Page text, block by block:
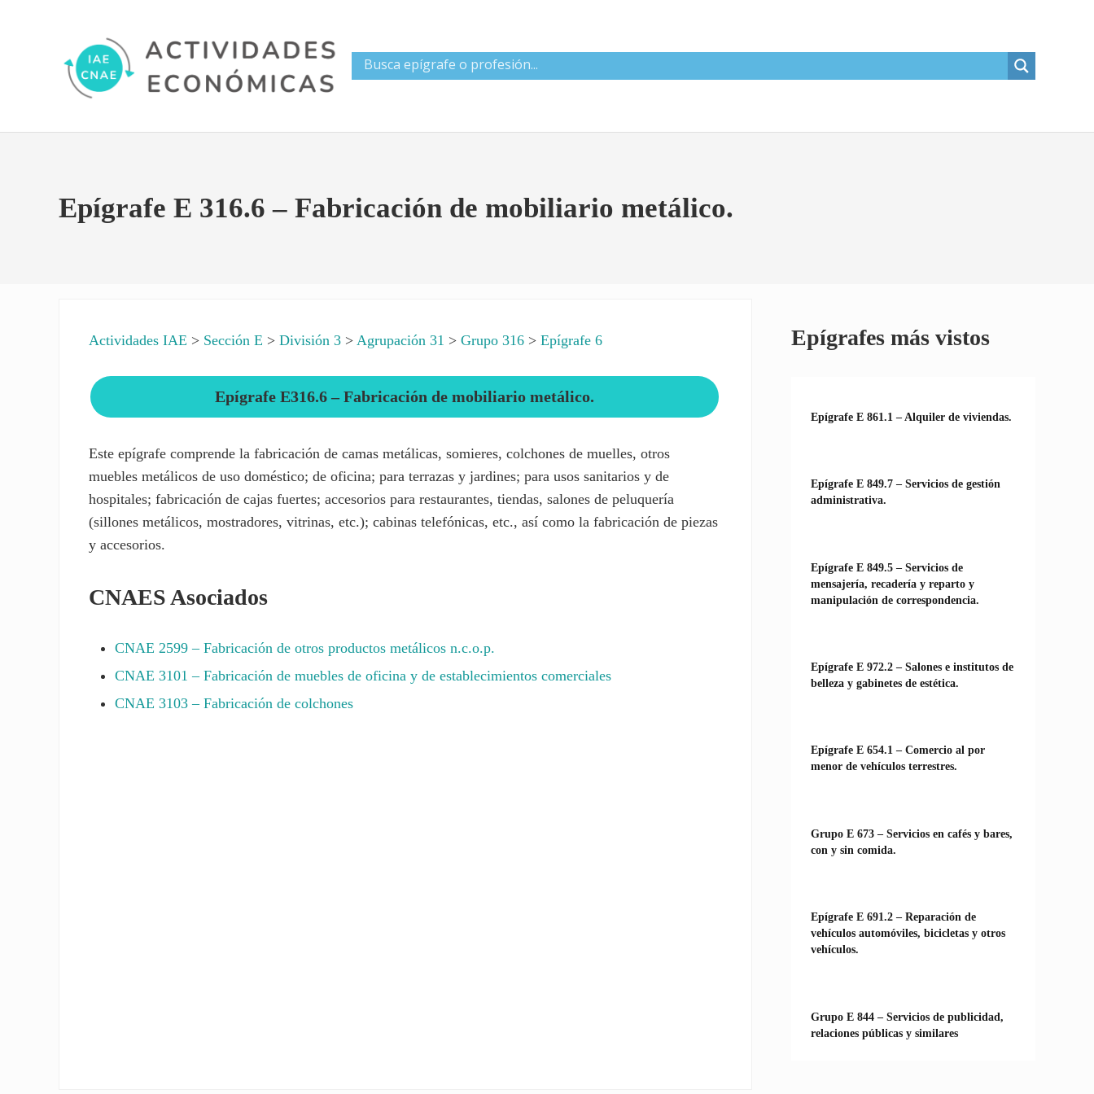
Epígrafe E 316.6 – Fabricación de mobiliario metálico.
Actividades IAE > Sección E >División 3 >Agrupación 31 >Grupo 316 >Epígrafe 6
Epígrafe E316.6 – Fabricación de mobiliario metálico.
Este epígrafe comprende la fabricación de camas metálicas, somieres, colchones de muelles, otros
muebles metálicos de uso doméstico; de oficina; para terrazas y jardines; para usos sanitarios y de
hospitales; fabricación de cajas fuertes; accesorios para restaurantes, tiendas, salones de peluquería
(sillones metálicos, mostradores, vitrinas, etc.); cabinas telefónicas, etc., así como la fabricación de piezas
y accesorios.
CNAES Asociados
CNAE 2599– Fabricación de otros productos metálicos n.c.o.p.
CNAE 3101 – Fabricación de muebles de oficina y de establecimientos comerciales
CNAE 3103– Fabricación de colchones
Epígrafes más vistos
Epígrafe E 861.1 – Alquiler de viviendas.
Epígrafe E 849.7 – Servicios de gestión
administrativa.
Epígrafe E 849.5 – Servicios de
mensajería, recadería y reparto y
manipulación de correspondencia.
Epígrafe E 972.2 – Salones e institutos de
belleza y gabinetes de estética.
Epígrafe E 654.1 – Comercio al por
menor de vehículos terrestres.
Grupo E 673 – Servicios en cafés y bares,
con y sin comida.
Epígrafe E 691.2 – Reparación de
vehículos automóviles, bicicletas y otros
vehículos.
Grupo E 844 – Servicios de publicidad,
relaciones públicas y similares